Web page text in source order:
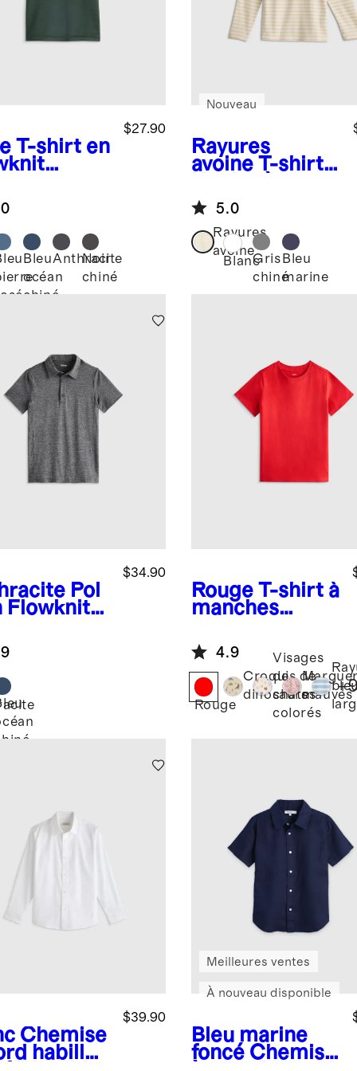
T-shirt en
$27.90
Bleu
océan
chiné
Anthracite
Noir
chiné
Rayures
avoine T-shirt
manches
longues 100 %
coton
biologique
Nouveau
5.0
Rayures
avoine
BlancGris
chiné
Bleu
marine
Pol
Flowknit
$34.90
Rouge T-shirt à
manches
jersey de coton
biologique à
100 %
4.9
Rouge
Croquis de
dinosaures
Visages
de
chats
colorés
mauves
+
Chemise
habillée
$39.90
Bleu marine
foncé Chemise
Meilleures ventes
À nouveau disponible